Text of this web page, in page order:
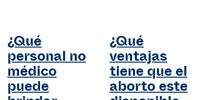
¿Qué
personal no
médico
puede
¿Qué
ventajas
tiene que el
aborto este